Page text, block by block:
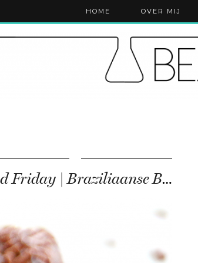
HOME OVER MIJ
Food Friday | Braziliaanse Brigadeiro’s